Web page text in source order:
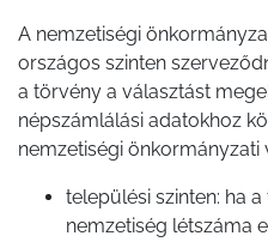
A nemzetiségi
országos szinten
a törvény a választást
népszámlálási adatokhoz
nemzetiségi önkormányzati
települési szinten: ha
nemzetiség létszáma